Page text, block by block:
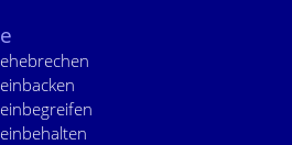
e
ehebrechen
einbacken
einbegreifen
einbehalten